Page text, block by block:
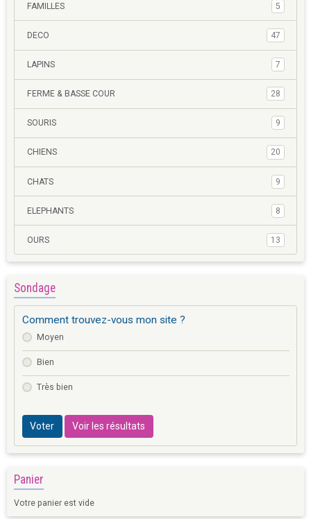
FAMILLES 5
DECO 47
LAPINS 7
FERME & BASSE COUR 28
SOURIS 9
CHIENS 20
CHATS 9
ELEPHANTS 8
OURS 13
Sondage
Comment trouvez-vous mon site ?
Moyen
Bien
Très bien
Voter Voir les résultats
Panier
Votre panier est vide